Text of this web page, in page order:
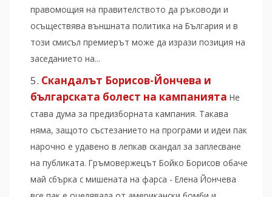
правомощия на правителството да ръководи и
осъществява външната политика на България и в
този смисъл премиерът може да изрази позиция на
заседанието на...
Скандалът Борисов-Йончева и
българската болест на кампанията Не
става дума за предизборната кампания. Такава
няма, защото състезанието на програми и идеи пак
нарочно е удавено в лепкав скандал за заплесване
на публиката. Гръмовержецът Бойко Борисов обаче
май сбърка с мишената на фарса - Елена Йончева